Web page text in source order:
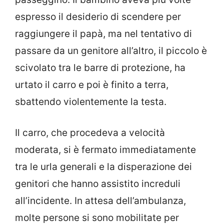
espresso il desiderio di scendere per
raggiungere il papà, ma nel tentativo di
passare da un genitore all’altro, il piccolo è
scivolato tra le barre di protezione, ha
urtato il carro e poi è finito a terra,
sbattendo violentemente la testa.
Il carro, che procedeva a velocità
moderata, si è fermato immediatamente
tra le urla generali e la disperazione dei
genitori che hanno assistito increduli
all’incidente. In attesa dell’ambulanza,
molte persone si sono mobilitate per